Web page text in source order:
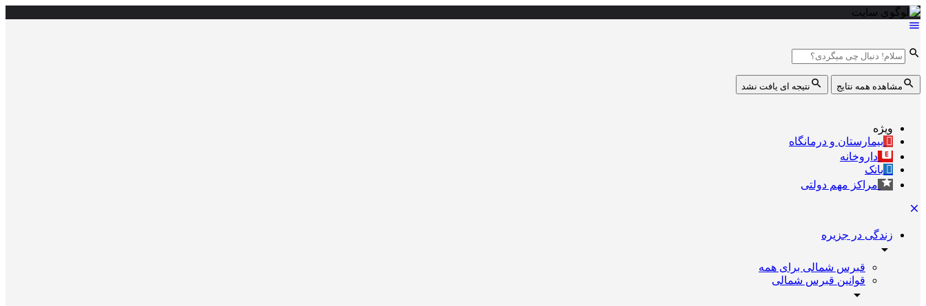
مشاهده همه نتایج نتیجه ای یافت نشد
ویژه
بیمارستان و درمانگاه
داروخانه
بانک
مراکز مهم دولتی
زندگی در جزیره
قبرس شمالی برای همه
قوانین قبرس شمالی